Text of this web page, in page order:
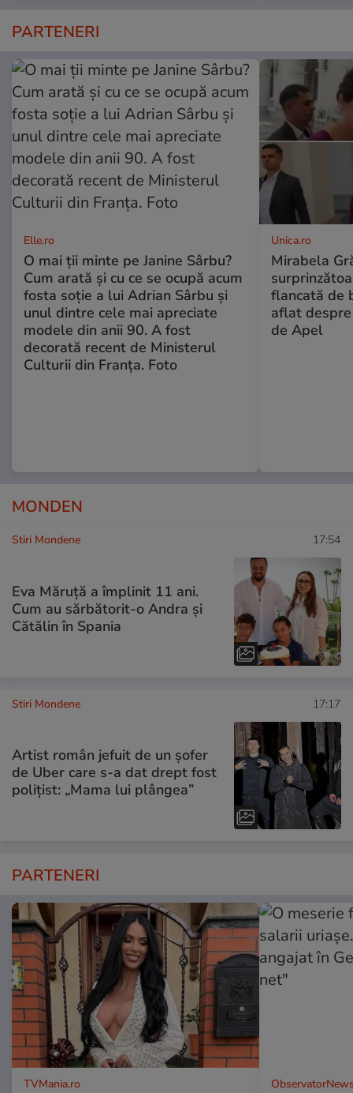
PARTENERI
Elle.ro
O mai ții minte pe Janine Sârbu?
Cum arată și cu ce se ocupă acum
fosta soție a lui Adrian Sârbu și
unul dintre cele mai apreciate
modele din anii 90. A fost
decorată recent de Ministerul
Culturii din Franța. Foto
Unica.ro
Mirabela
flancată de
aflat
de Apel
MONDEN
Stiri Mondene 17:54
Eva Măruță a împlinit 11 ani.
Cum au sărbătorit-o Andra și
Cătălin în Spania
Stiri Mondene 17:17
Artist român jefuit de un șofer
de Uber care s-a dat drept fost
polițist: „Mama lui plângea”
PARTENERI
TVMania.ro